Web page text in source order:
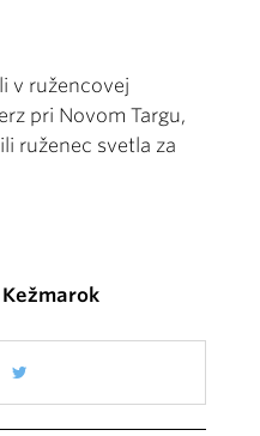
v ružencovej
pri Novom Targu,
ruženec svetla za